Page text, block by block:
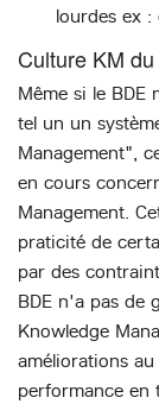
lourdes ex
Culture KM
Même si le BDE
tel un un
Management",
en cours
Management.
praticité de
par des
BDE n'a pas de
Knowledge
améliorations
performance en